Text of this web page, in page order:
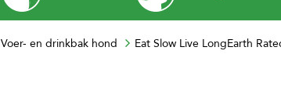
Voer- en drinkbak hond Eat Slow Live LongEarth